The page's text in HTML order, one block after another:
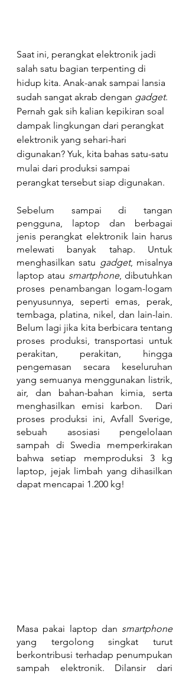
Saat ini, perangkat elektronik jadi
salah satu bagian terpenting di
hidup kita. Anak-anak sampai lansia
sudah sangat akrab dengan gadget.
Pernah gak sih kalian kepikiran soal
dampak lingkungan dari perangkat
elektronik yang sehari-hari
digunakan? Yuk, kita bahas satu-satu
mulai dari produksi sampai
perangkat tersebut siap digunakan.
Sebelum sampai di tangan
pengguna, laptop dan berbagai
jenis perangkat elektronik lain harus
melewati banyak tahap. Untuk
menghasilkan satu gadget, misalnya
laptop atau smartphone, dibutuhkan
proses penambangan logam-logam
penyusunnya, seperti emas, perak,
tembaga, platina, nikel, dan lain-lain.
Belum lagi jika kita berbicara tentang
proses produksi, transportasi untuk
perakitan, perakitan, hingga
pengemasan secara keseluruhan
yang semuanya menggunakan listrik,
air, dan bahan-bahan kimia, serta
menghasilkan emisi karbon.  Dari
proses produksi ini, Avfall Sverige,
sebuah asosiasi pengelolaan
sampah di Swedia memperkirakan
bahwa setiap memproduksi 3 kg
laptop, jejak limbah yang dihasilkan
dapat mencapai 1.200 kg!
Masa pakai laptop dan smartphone
yang tergolong singkat turut
berkontribusi terhadap penumpukan
sampah elektronik. Dilansir dari